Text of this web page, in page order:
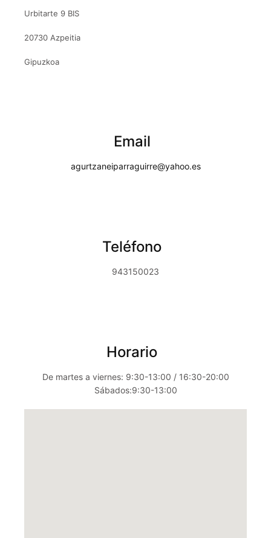
Urbitarte 9 BIS
20730 Azpeitia
Gipuzkoa
Email
agurtzaneiparraguirre@yahoo.es
Teléfono
943150023
Horario
De martes a viernes: 9:30-13:00 / 16:30-20:00
Sábados:9:30-13:00